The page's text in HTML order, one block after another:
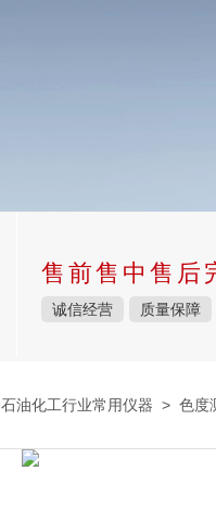
售前售中售后
诚信经营 质量保障
石油化工行业常用仪器 > 色度